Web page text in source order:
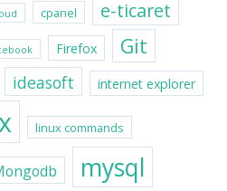
cpanel e-ticaret
Firefox Git
ideasoft internet explorer
linux commands
mysql